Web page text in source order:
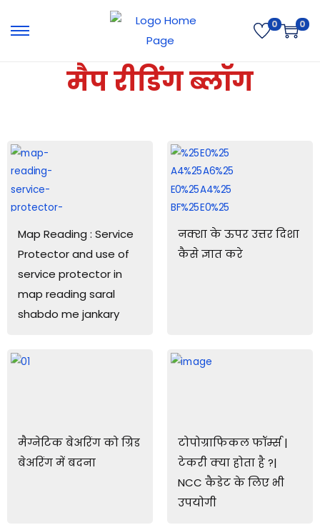
0 0
मैप रीडिंग ब्लॉग
Map Reading : Service
Protector and use of
service protector in
map reading saral
shabdo me jankary
नक्शा के ऊपर उत्तर दिशा
कैसे ज्ञात करे
मैग्नेटिक बेअरिंग को ग्रिड
बेअरिंग में बदना
टोपोग्राफिकल फॉर्म्स |
टेकरी क्या होता है ?|
NCC कैडेट के लिए भी
उपयोगी